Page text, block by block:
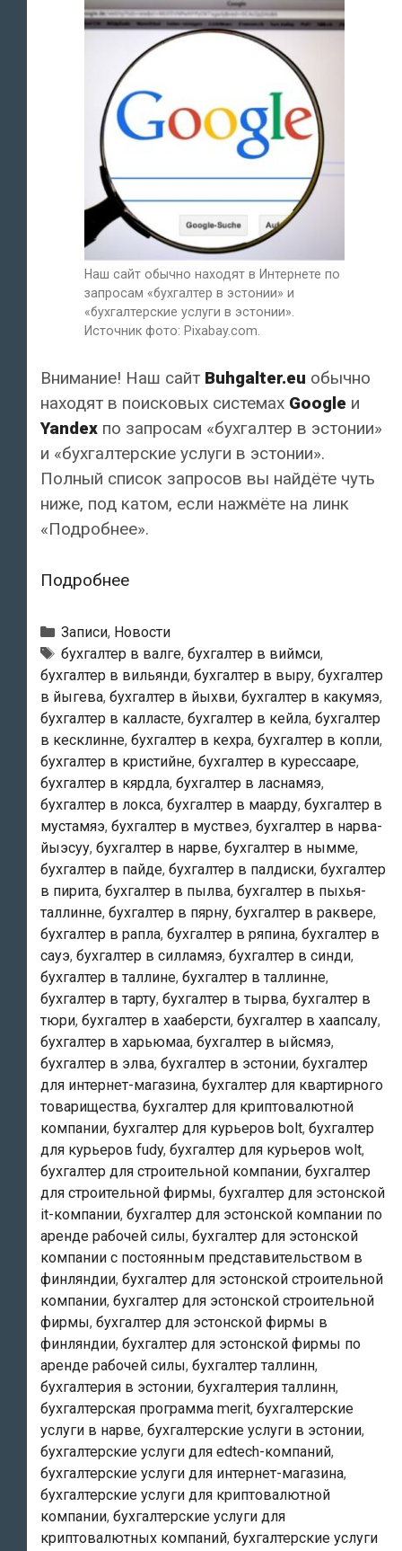
Наш сайт обычно находят в Интернете по
запросам «бухгалтер в эстонии» и
«бухгалтерские услуги в эстонии».
Источник фото: Pixabay.com.
Внимание! Наш сайт Buhgalter.eu обычно
находят в поисковых системах Google и
Yandex по запросам «бухгалтер в эстонии»
и «бухгалтерские услуги в эстонии».
Полный список запросов вы найдёте чуть
ниже, под катом, если нажмёте на линк
«Подробнее».
ПодробнееНаш
обычно
находят
по
запросам
«бухгалтер
в
эстонии»
и
«бухгалтерские
услуги
в
эстонии»
!
Рубрики
Записи, Новости
Метки
бухгалтер в валге, бухгалтер в виймси,
бухгалтер в вильянди, бухгалтер в выру, бухгалтер
в йыгева, бухгалтер в йыхви, бухгалтер в какумяэ,
бухгалтер в калласте, бухгалтер в кейла, бухгалтер
в кесклинне, бухгалтер в кехра, бухгалтер в копли,
бухгалтер в кристийне, бухгалтер в курессааре,
бухгалтер в кярдла, бухгалтер в ласнамяэ,
бухгалтер в локса, бухгалтер в маарду, бухгалтер в
мустамяэ, бухгалтер в муствеэ, бухгалтер в нарва-
йыэсуу, бухгалтер в нарве, бухгалтер в нымме,
бухгалтер в пайде, бухгалтер в палдиски, бухгалтер
в пирита, бухгалтер в пылва, бухгалтер в пыхья-
таллинне, бухгалтер в пярну, бухгалтер в раквере,
бухгалтер в рапла, бухгалтер в ряпина, бухгалтер в
сауэ, бухгалтер в силламяэ, бухгалтер в синди,
бухгалтер в таллине, бухгалтер в таллинне,
бухгалтер в тарту, бухгалтер в тырва, бухгалтер в
тюри, бухгалтер в хааберсти, бухгалтер в хаапсалу,
бухгалтер в харьюмаа, бухгалтер в ыйсмяэ,
бухгалтер в элва, бухгалтер в эстонии, бухгалтер
для интернет-магазина, бухгалтер для квартирного
товарищества, бухгалтер для криптовалютной
компании, бухгалтер для курьеров bolt, бухгалтер
для курьеров fudy, бухгалтер для курьеров wolt,
бухгалтер для строительной компании, бухгалтер
для строительной фирмы, бухгалтер для эстонской
it-компании, бухгалтер для эстонской компании по
аренде рабочей силы, бухгалтер для эстонской
компании с постоянным представительством в
финляндии, бухгалтер для эстонской строительной
компании, бухгалтер для эстонской строительной
фирмы, бухгалтер для эстонской фирмы в
финляндии, бухгалтер для эстонской фирмы по
аренде рабочей силы, бухгалтер таллинн,
бухгалтерия в эстонии, бухгалтерия таллинн,
бухгалтерская программа merit, бухгалтерские
услуги в нарве, бухгалтерские услуги в эстонии,
бухгалтерские услуги для edtech-компаний,
бухгалтерские услуги для интернет-магазина,
бухгалтерские услуги для криптовалютной
компании, бухгалтерские услуги для
криптовалютных компаний, бухгалтерские услуги